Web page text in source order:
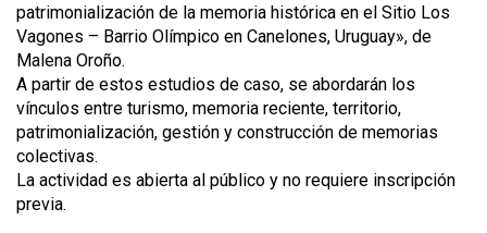
patrimonialización de la memoria histórica en el Sitio Los
Vagones – Barrio Olímpico en Canelones, Uruguay», de
Malena Oroño.
A partir de estos estudios de caso, se abordarán los
vínculos entre turismo, memoria reciente, territorio,
patrimonialización, gestión y construcción de memorias
colectivas.
La actividad es abierta al público y no requiere inscripción
previa.